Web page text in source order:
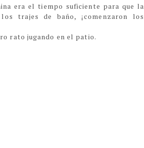
era el tiempo suficiente para que la
trajes de baño, ¡comenzaron los
rato jugando en el patio.